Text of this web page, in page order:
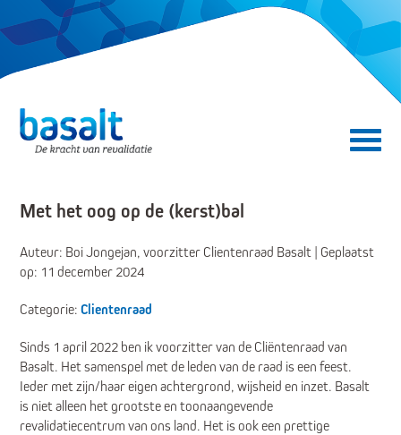
Direct naar de contentDirect naar de navigatie
Met het oog op de (kerst)bal
Auteur: Boi Jongejan, voorzitter Clientenraad Basalt | Geplaatst
op: 11 december 2024
Categorie:Clientenraad
Sinds 1 april 2022 ben ik voorzitter van de Cliëntenraad van
Basalt. Het samenspel met de leden van de raad is een feest.
Ieder met zijn/haar eigen achtergrond, wijsheid en inzet. Basalt
is niet alleen het grootste en toonaangevende
revalidatiecentrum van ons land. Het is ook een prettige